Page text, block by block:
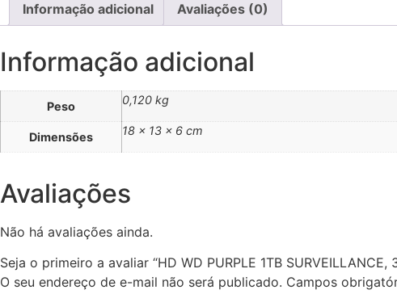
Informação adicional Avaliações (0)
Informação adicional
Peso 0,120 kg
Dimensões 18 × 13 × 6 cm
Avaliações
Não há avaliações ainda.
Seja o primeiro a avaliar “HD WD PURPLE 1TB SURVEILLANCE,
O seu endereço de e-mail não será publicado. Campos